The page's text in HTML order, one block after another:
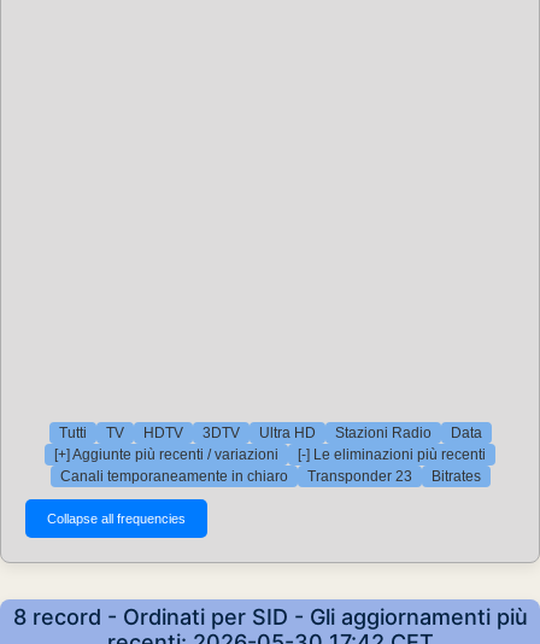
Tutti TV HDTV 3DTV Ultra HD Stazioni Radio
Data
[+] Aggiunte più recenti / variazioni
[-] Le eliminazioni più recenti
Canali temporaneamente in chiaro
Transponder 23 Bitrates
8 record - Ordinati per SID - Gli aggiornamenti più